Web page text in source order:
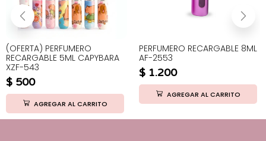
(OFERTA) PERFUMERO
RECARGABLE 5ML CAPYBARA
XZF-543
$ 500
AGREGAR AL CARRITO
PERFUMERO RECARGABLE 8ML
AF-2553
$ 1.200
AGREGAR AL CARRITO